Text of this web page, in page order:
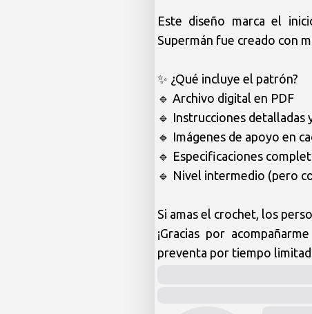
Este diseño marca el
Supermán fue creado con
✨ ¿Qué incluye el patrón?
🔹 Archivo digital en PDF
🔹 Instrucciones detalladas
🔹 Imágenes de apoyo en
🔹 Especificaciones
🔹 Nivel intermedio (pero
Si amas el crochet, los
¡Gracias por
preventa por tiempo